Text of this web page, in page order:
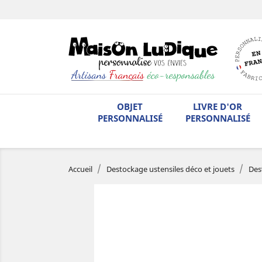
OBJET
PERSONNALISÉ
LIVRE D'OR
PERSONNALISÉ
Accueil Destockage ustensiles déco et jouets